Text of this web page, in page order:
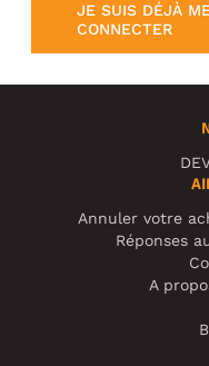
JE SUIS DÉJÀ
CONNECTER
Annuler votre
Réponses
A